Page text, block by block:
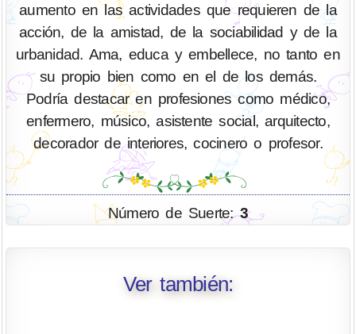
aumento en las actividades que requieren de la
acción, de la amistad, de la sociabilidad y de la
urbanidad. Ama, educa y embellece, no tanto en
su propio bien como en el de los demás.
Podría destacar en profesiones como médico,
enfermero, músico, asistente social, arquitecto,
decorador de interiores, cocinero o profesor.
Número de Suerte:3
Ver también: